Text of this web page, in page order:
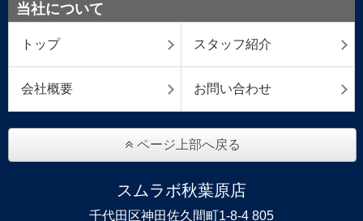
当社について
トップ スタッフ紹介
会社概要 お問い合わせ
ページ上部へ戻る
スムラボ秋葉原店
千代田区神田佐久間町1-8-4 805